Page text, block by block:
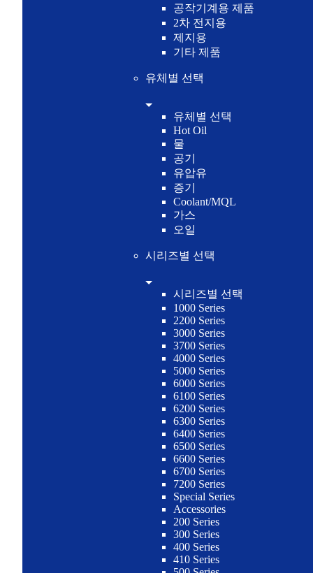
공작기계용 제품
2차 전지용
제지용
기타 제품
유체별 선택
유체별 선택
Hot Oil
물
공기
유압유
증기
Coolant/MQL
가스
오일
시리즈별 선택
시리즈별 선택
1000 Series
2200 Series
3000 Series
3700 Series
4000 Series
5000 Series
6000 Series
6100 Series
6200 Series
6300 Series
6400 Series
6500 Series
6600 Series
6700 Series
7200 Series
Special Series
Accessories
200 Series
300 Series
400 Series
410 Series